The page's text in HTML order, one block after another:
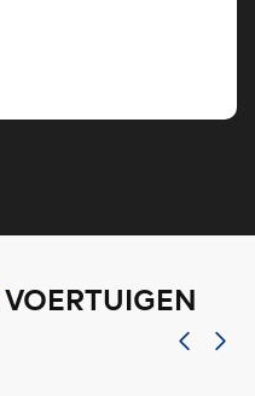
VOERTUIGEN